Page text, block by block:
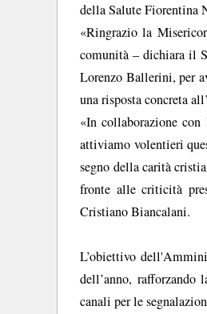
della Salute Fiorentina
«Ringrazio la
comunità – dichiara il
Lorenzo Ballerini, per
una risposta concreta
«In collaborazione
attiviamo volentieri
segno della carità
fronte alle criticità
Cristiano Biancalani.
L’obiettivo
dell’anno, rafforzando
canali per le